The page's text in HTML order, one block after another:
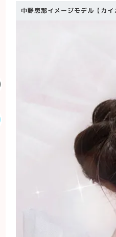
中野恵那イメージモデル【カ